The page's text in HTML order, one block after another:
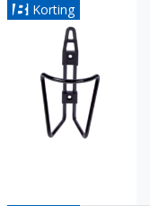
Korting